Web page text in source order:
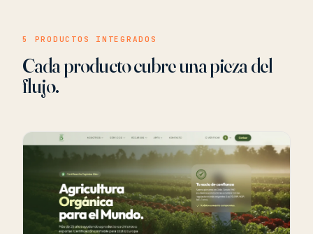
5 PRODUCTOS INTEGRADOS
Cada producto cubre una pieza del
flujo.